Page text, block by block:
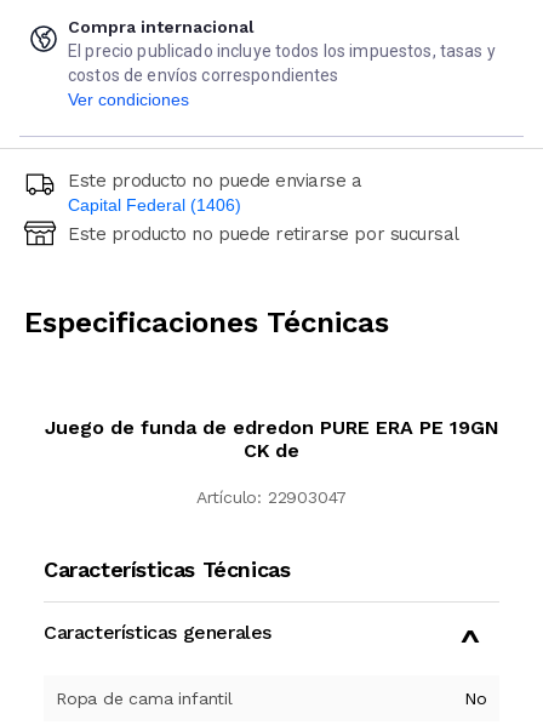
Compra internacional
El precio publicado incluye todos los impuestos, tasas y
costos de envíos correspondientes
Ver condiciones
Este producto no puede enviarse a
Capital Federal (1406)
Ingresá código postal (sólo números)
Este producto no puede retirarse por sucursal
Especificaciones Técnicas
Juego de funda de edredon PURE ERA PE 19GN
CK de
Artículo: 22903047
Características Técnicas
Características generales
Ropa de cama infantil No